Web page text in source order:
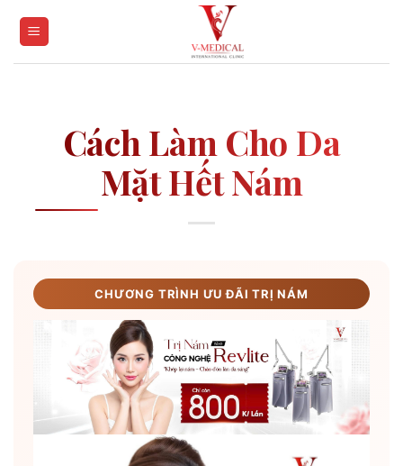
Cách Làm Cho Da
Mặt Hết Nám
CHƯƠNG TRÌNH ƯU ĐÃI TRỊ NÁM